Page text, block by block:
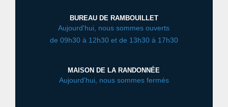
BUREAU DE RAMBOUILLET
Aujourd'hui, nous sommes ouverts
de 09h30 à 12h30 et de 13h30 à 17h30
MAISON DE LA RANDONNÉE
Aujourd'hui, nous sommes fermés